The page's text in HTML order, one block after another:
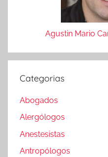
Agustin Mario
Categorias
Abogados
Alergólogos
Anestesistas
Antropólogos